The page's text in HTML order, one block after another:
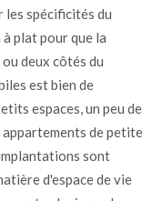
spécificités du
plat pour que la
deux côtés du
est bien de
espaces, un peu de
appartements de petite
sont
d'espace de vie